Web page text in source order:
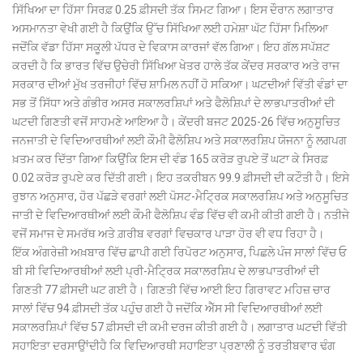
ਸਿੱਖਿਆ ਦਾ ਹਿੱਸਾ ਸਿਰਫ਼ 0.25 ਫ਼ੀਸਦੀ ਤੱਕ ਸਿਮਟ ਗਿਆ। ਇਸ ਦੌਰਾਨ ਲਗਾਤਾਰ
ਅਸਮਾਨਤਾ ਵੇਖੀ ਗਈ ਹੈ ਕਿਉਂਕਿ ਉੱਚ ਸਿੱਖਿਆ ਲਈ ਹਮੇਸ਼ਾ ਘੱਟ ਹਿੱਸਾ ਮਿਲਿਆ
ਜਦੋਂਕਿ ਵੱਡਾ ਹਿੱਸਾ ਸਕੂਲੀ ਪੱਧਰ ਦੇ ਵਿਕਾਸ ਕਾਰਜਾਂ ਵੱਲ ਗਿਆ। ਇਹ ਗੱਲ ਸਪੱਸ਼ਟ
ਕਰਦੀ ਹੈ ਕਿ ਭਾਰਤ ਵਿੱਚ ਉਚੇਰੀ ਸਿੱਖਿਆ ਖੇਤਰ ਹਾਲੇ ਤੱਕ ਕੇਂਦਰ ਸਰਕਾਰ ਅਤੇ ਰਾਜ
ਸਰਕਾਰ ਦੀਆਂ ਮੁੱਖ ਤਰਜੀਹਾਂ ਵਿੱਚ ਸ਼ਾਮਿਲ ਨਹੀਂ ਹੋ ਸਕਿਆ। ਘਟਦੀਆਂ ਵਿੱਤੀ ਵੰਡਾਂ ਦਾ
ਸਭ ਤੋਂ ਸਿੱਧਾ ਅਤੇ ਗੰਭੀਰ ਅਸਰ ਸਕਾਲਰਸ਼ਿਪਾਂ ਅਤੇ ਫੈਲੋਸ਼ਿਪਾਂ ਦੇ ਲਾਭਪਾਤਰੀਆਂ ਦੀ
ਘਟਦੀ ਗਿਣਤੀ ਵਜੋਂ ਸਾਹਮਣੇ ਆਇਆ ਹੈ। ਕੇਂਦਰੀ ਬਜਟ 2025-26 ਵਿੱਚ ਅਨੁਸੂਚਿਤ
ਜਨਜਾਤੀ ਦੇ ਵਿਦਿਆਰਥੀਆਂ ਲਈ ਕੌਮੀ ਫੈਲੋਸ਼ਿਪ ਅਤੇ ਸਕਾਲਰਸ਼ਿਪ ਯੋਜਨਾ ਨੂੰ ਲਗਪਗ
ਖ਼ਤਮ ਕਰ ਦਿੱਤਾ ਗਿਆ ਕਿਉਂਕਿ ਇਸ ਦੀ ਵੰਡ 165 ਕਰੋੜ ਰੁਪਏ ਤੋਂ ਘਟਾ ਕੇ ਸਿਰਫ਼
0.02 ਕਰੋੜ ਰੁਪਏ ਕਰ ਦਿੱਤੀ ਗਈ। ਇਹ ਤਕਰੀਬਨ 99.9 ਫ਼ੀਸਦੀ ਦੀ ਕਟੌਤੀ ਹੈ। ਇਸੇ
ਰੁਝਾਨ ਅਨੁਸਾਰ, ਹੋਰ ਪੱਛੜੇ ਵਰਗਾਂ ਲਈ ਪੋਸਟ-ਮੈਟ੍ਰਿਕ ਸਕਾਲਰਸ਼ਿਪ ਅਤੇ ਅਨੁਸੂਚਿਤ
ਜਾਤੀ ਦੇ ਵਿਦਿਆਰਥੀਆਂ ਲਈ ਕੌਮੀ ਫੈਲੋਸ਼ਿਪ ਵੰਡ ਵਿੱਚ ਵੀ ਕਮੀ ਕੀਤੀ ਗਈ ਹੈ। ਨਤੀਜੇ
ਵਜੋਂ ਸਮਾਜ ਦੇ ਸਮਰੱਥ ਅਤੇ ਗ਼ਰੀਬ ਵਰਗਾਂ ਵਿਚਕਾਰ ਪਾੜਾ ਹੋਰ ਵੀ ਵਧ ਰਿਹਾ ਹੈ।
ਇੱਕ ਅੰਗਰੇਜ਼ੀ ਅਖ਼ਬਾਰ ਵਿੱਚ ਛਾਪੀ ਗਈ ਰਿਪੋਰਟ ਅਨੁਸਾਰ, ਪਿਛਲੇ ਪੰਜ ਸਾਲਾਂ ਵਿੱਚ ਓ
ਬੀ ਸੀ ਵਿਦਿਆਰਥੀਆਂ ਲਈ ਪ੍ਰੀ-ਮੈਟ੍ਰਿਕ ਸਕਾਲਰਸ਼ਿਪ ਦੇ ਲਾਭਪਾਤਰੀਆਂ ਦੀ
ਗਿਣਤੀ 77 ਫ਼ੀਸਦੀ ਘਟ ਗਈ ਹੈ। ਗਿਣਤੀ ਵਿੱਚ ਆਈ ਇਹ ਗਿਰਾਵਟ ਮਹਿਜ਼ ਚਾਰ
ਸਾਲਾਂ ਵਿੱਚ 94 ਫ਼ੀਸਦੀ ਤੱਕ ਪਹੁੰਚ ਗਈ ਹੈ ਜਦੋਂਕਿ ਐੱਸ ਸੀ ਵਿਦਿਆਰਥੀਆਂ ਲਈ
ਸਕਾਲਰਸ਼ਿਪਾਂ ਵਿੱਚ 57 ਫ਼ੀਸਦੀ ਦੀ ਕਮੀ ਦਰਜ ਕੀਤੀ ਗਈ ਹੈ। ਲਗਾਤਾਰ ਘਟਦੀ ਵਿੱਤੀ
ਸਹਾਇਤਾ ਦਰਸਾਉਾਂਦੀਹੈ ਕਿ ਵਿਦਿਆਰਥੀ ਸਹਾਇਤਾ ਪ੍ਰਣਾਲੀ ਨੂੰ ਤਰਤੀਬਵਾਰ ਢੰਗ